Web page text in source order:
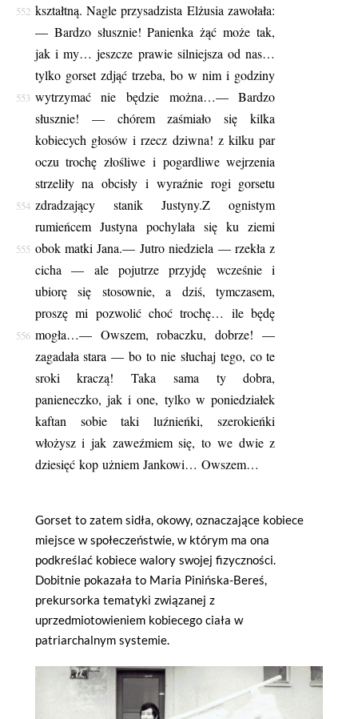
kształtną. Nagle przysadzista Elżusia zawołała:
552
— Bardzo słusznie! Panienka żąć może tak,
jak i my… jeszcze prawie silniejsza od nas…
tylko gorset zdjąć trzeba, bo w nim i godziny
wytrzymać nie będzie można…
553
— Bardzo
słusznie! — chórem zaśmiało się kilka
kobiecych głosów i rzecz dziwna! z kilku par
oczu trochę złośliwe i pogardliwe wejrzenia
strzeliły na obcisły i wyraźnie rogi gorsetu
zdradzający stanik Justyny.
554
Z ognistym
rumieńcem Justyna pochylała się ku ziemi
obok matki Jana.
555
— Jutro niedziela — rzekła z
cicha — ale pojutrze przyjdę wcześnie i
ubiorę się stosownie, a dziś, tymczasem,
proszę mi pozwolić choć trochę… ile będę
mogła…
556
— Owszem, robaczku, dobrze! —
zagadała stara — bo to nie słuchaj tego, co te
sroki kraczą! Taka sama ty dobra,
panieneczko, jak i one, tylko w poniedziałek
kaftan sobie taki luźnieńki, szerokieńki
włożysz i jak zaweźmiem się, to we dwie z
dziesięć kop użniem Jankowi… Owszem…
Gorset to zatem sidła, okowy, oznaczające kobiece
miejsce w społeczeństwie, w którym ma ona
podkreślać kobiece walory swojej fizyczności.
Dobitnie pokazała to Maria Pinińska-Bereś,
prekursorka tematyki związanej z
uprzedmiotowieniem kobiecego ciała w
patriarchalnym systemie.